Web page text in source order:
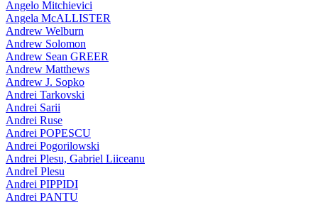
Angelo Mitchievici
Angela McALLISTER
Andrew Welburn
Andrew Solomon
Andrew Sean GREER
Andrew Matthews
Andrew J. Sopko
Andrei Tarkovski
Andrei Sarii
Andrei Ruse
Andrei POPESCU
Andrei Pogorilowski
Andrei Plesu, Gabriel Liiceanu
AndreI Plesu
Andrei PIPPIDI
Andrei PANTU